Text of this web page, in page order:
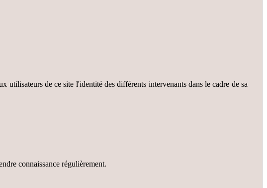
de ce site l'identité des différents intervenants dans le cadre de sa
connaissance régulièrement.